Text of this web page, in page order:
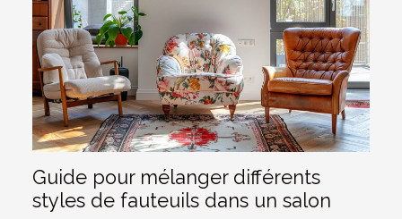
Guide pour mélanger différents
styles de fauteuils dans un salon